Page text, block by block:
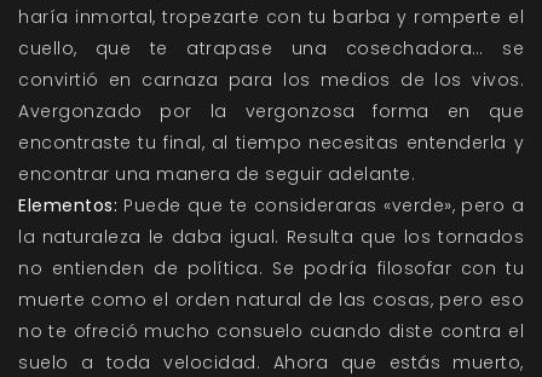
haría inmortal, tropezarte con tu barba y romperte el
cuello, que te atrapase una cosechadora… se
convirtió en carnaza para los medios de los vivos.
Avergonzado por la vergonzosa forma en que
encontraste tu final, al tiempo necesitas entenderla y
encontrar una manera de seguir adelante.
Elementos: Puede que te consideraras «verde», pero a
la naturaleza le daba igual. Resulta que los tornados
no entienden de política. Se podría filosofar con tu
muerte como el orden natural de las cosas, pero eso
no te ofreció mucho consuelo cuando diste contra el
suelo a toda velocidad. Ahora que estás muerto,